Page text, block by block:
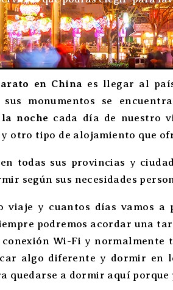
en China es llegar al
monumentos se
noche cada día de nuestro
y otro tipo de alojamiento que
en todas sus provincias y
según sus necesidades
viaje y cuantos días vamos
podremos acordar una
Wi-Fi y normalmente
algo diferente y dormir
quedarse a dormir aquí porque